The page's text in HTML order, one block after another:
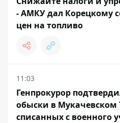
- АМКУ дал Корецкому
цен на топливо
11:03
Генпрокурор
обыски в Мукачевском
списанных с военного